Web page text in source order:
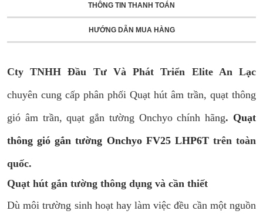
THÔNG TIN THANH TOÁN
HƯỚNG DẪN MUA HÀNG
Cty TNHH Đầu Tư Và Phát Triển Elite An Lạc
chuyên cung cấp phân phối Quạt hút âm trần, quạt thông
gió âm trần, quạt gắn tường Onchyo chính hãng. Quạt
thông gió gắn tường Onchyo FV25 LHP6Ttrên toàn
quốc.
Quạt hút gắn tường thông dụng và cần thiết
Dù môi trường sinh hoạt hay làm việc đều cần một nguồn